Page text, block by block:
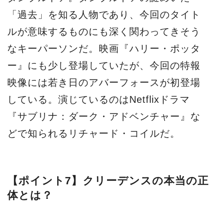
「過去」を知る人物であり、今回のタイト
ルが意味するものにも深く関わってきそう
なキーパーソンだ。映画『ハリー・ポッタ
ー』にも少し登場していたが、今回の特報
映像には若き日のアバーフォースが初登場
している。演じているのはNetflixドラマ
『サブリナ：ダーク・アドベンチャー』な
どで知られるリチャード・コイルだ。
【ポイント7】クリーデンスの本当の正
体とは？